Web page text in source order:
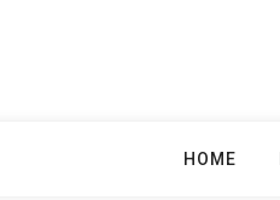
HOME